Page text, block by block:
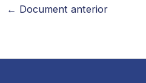
← Document anterior